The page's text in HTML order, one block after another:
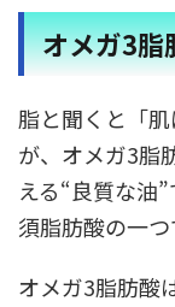
オメガ3脂
脂と聞くと「
が、オメガ3脂
える“良質な油
須脂肪酸の一つ
オメガ3脂肪酸